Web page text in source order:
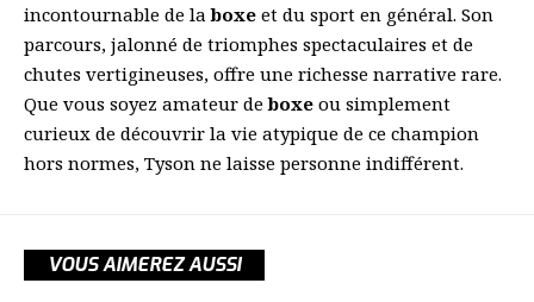
incontournable de laboxe et du sport en général. Son
parcours, jalonné de triomphes spectaculaires et de
chutes vertigineuses, offre une richesse narrative rare.
Que vous soyez amateur deboxe ou simplement
curieux de découvrir la vie atypique de ce champion
hors normes, Tyson ne laisse personne indifférent.
VOUS AIMEREZ AUSSI